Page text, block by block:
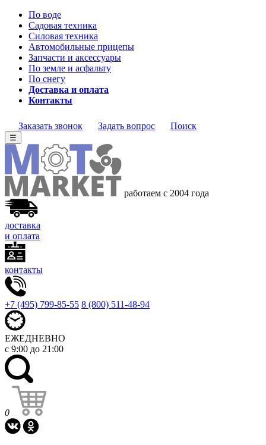
По воде
Садовая техника
Силовая техника
Автомобильные прицепы
Запчасти и аксессуары
По земле и асфальту
По снегу
Доставка и оплата
Контакты
Заказать звонок Задать вопрос Поиск
☰
работаем с 2004 года
доставка
и оплата
контакты
+7 (495) 799-85-55 8 (800) 511-48-94
ЕЖЕДНЕВНО
с 9:00 до 21:00
0